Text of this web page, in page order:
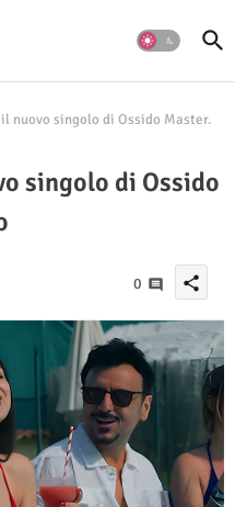
il nuovo singolo di Ossido Master.
singolo di Ossido
0 share